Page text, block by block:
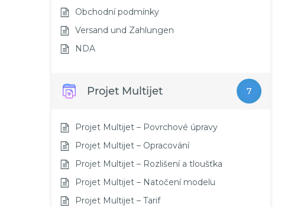
Obchodní podmínky
Versand und Zahlungen
NDA
Projet Multijet 7
Projet Multijet – Povrchové úpravy
Projet Multijet – Opracování
Projet Multijet – Rozlišení a tloušťka
Projet Multijet – Natočení modelu
Projet Multijet – Tarif